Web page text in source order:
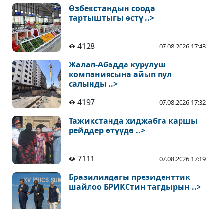
Өзбекстандын соода
тартыштыгы өстү ..>
4128 07.08.2026 17:43
Жалал-Абадда курулуш
компаниясына айып пул
салынды ..>
4197
07.08.2026 17:32
Тажикстанда хиджабга каршы
рейддер өтүүдө ..>
7111 07.08.2026 17:19
Бразилиядагы президенттик
шайлоо БРИКСтин тагдырын ..>